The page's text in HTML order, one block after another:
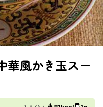
華風かき玉スー